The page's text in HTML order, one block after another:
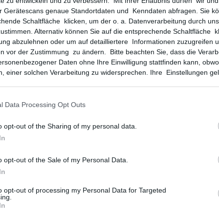
Gerätescans genaue Standortdaten und Kenndaten abfragen. Sie
Schaltfläche klicken, um der o. a. Datenverarbeitung durch
Alternativ können Sie auf die entsprechende Schaltfläche
abzulehnen oder um auf detailliertere Informationen zuzugreifen
vor der Zustimmung zu ändern. Bitte beachten Sie, dass die
Daten ohne Ihre Einwilligung stattfinden kann,
einer solchen Verarbeitung zu widersprechen. Ihre Einstellungen
Data Processing Opt Outs
opt-out of the Sharing of my personal data.
opt-out of the Sale of my Personal Data.
opt-out of processing my Personal Data for Targeted
Ihre ausstehenden Forderungen
immer bedeutet ein gewonnenes
Ziel erreichen.